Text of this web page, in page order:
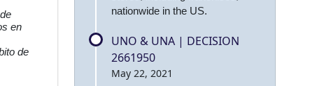
en
de
nationwide in the US.
UNO & UNA | DECISION
2661950
May 22, 2021